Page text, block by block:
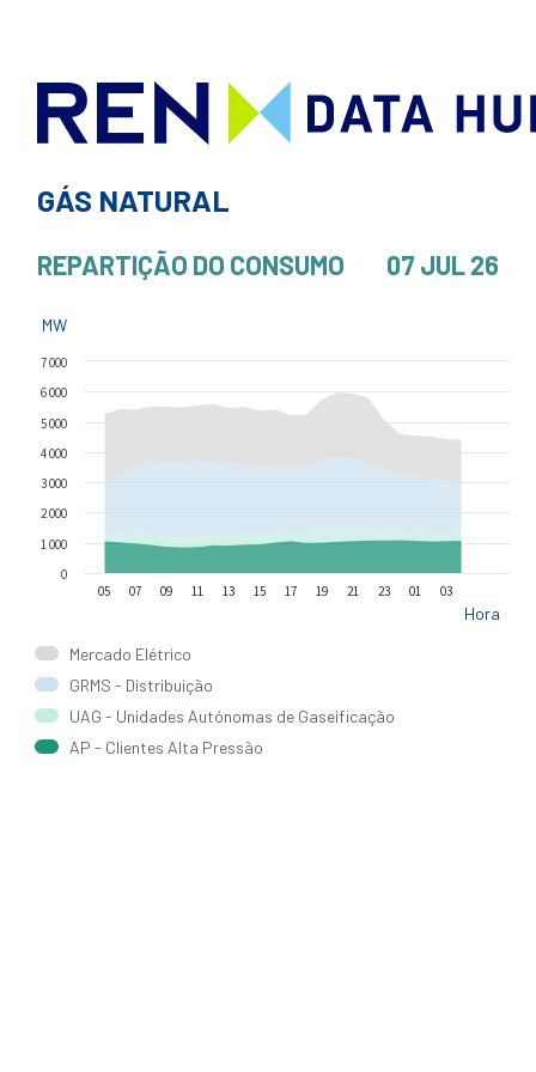
GÁS NATURAL
REPARTIÇÃO DO CONSUMO 07 JUL 26
Hora
MW
05 07 09 11 13 15 17 19 21 23 01 03
0
1 000
2 000
3 000
4 000
5 000
6 000
7 000
Mercado Elétrico
GRMS - Distribuição
UAG - Unidades Autónomas de Gaseificação
AP - Clientes Alta Pressão